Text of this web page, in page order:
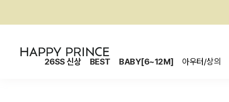
26SS 신상 BEST BABY[6~12M] 아우터/상의